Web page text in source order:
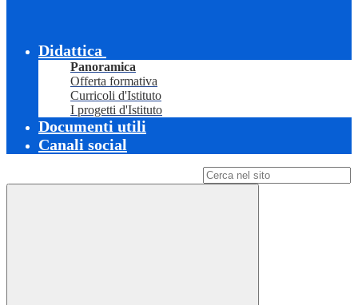
Didattica
Panoramica
Offerta formativa
Curricoli d'Istituto
I progetti d'Istituto
Documenti utili
Canali social